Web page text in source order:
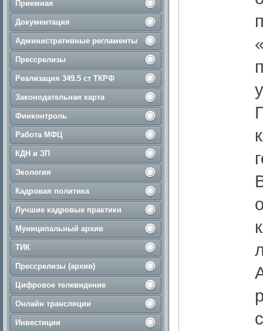
Приемная
Документация
Административные регламенты
Прессрелизы
Реализация 349.5 ст ТКРФ
Законодательная карта
Финконтроль
Работа МФЦ
КДН и ЗП
Экология
Кадровая политика
Лучшие кадровые практики
Муниципальный архив
ТИК
Прессрелизы (архив)
Цифровое телевидение
Онлайн трансляции
Инвестиции